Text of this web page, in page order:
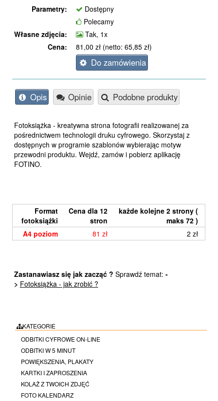
Parametry:
Dostępny
Polecamy
Własne zdjęcia:
Tak, 1x
Cena:
81,00 zł (netto: 65,85 zł)
Do zamówienia
Opis Opinie Podobne produkty
Fotoksiążka - kreatywna strona fotografii realizowanej za
pośrednictwem technologii druku cyfrowego. Skorzystaj z
dostępnych w programie szablonów wybierając motyw
przewodni produktu. Wejdź, zamów i pobierz aplikację
FOTINO.
Format
fotoksiążki
Cena dla 12
stron
każde kolejne 2 strony (
maks 72 )
A4 poziom
81 zł 2 zł
Zastanawiasz się jak zacząć ? Sprawdź temat: -
> Fotoksiążka - jak zrobić ?
KATEGORIE
ODBITKI CYFROWE ON-LINE
ODBITKI W 5 MINUT
POWIĘKSZENIA, PLAKATY
KARTKI I ZAPROSZENIA
KOLAŻ Z TWOICH ZDJĘĆ
FOTO KALENDARZ